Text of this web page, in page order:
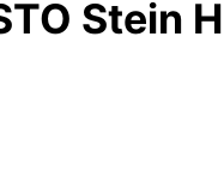
Stein